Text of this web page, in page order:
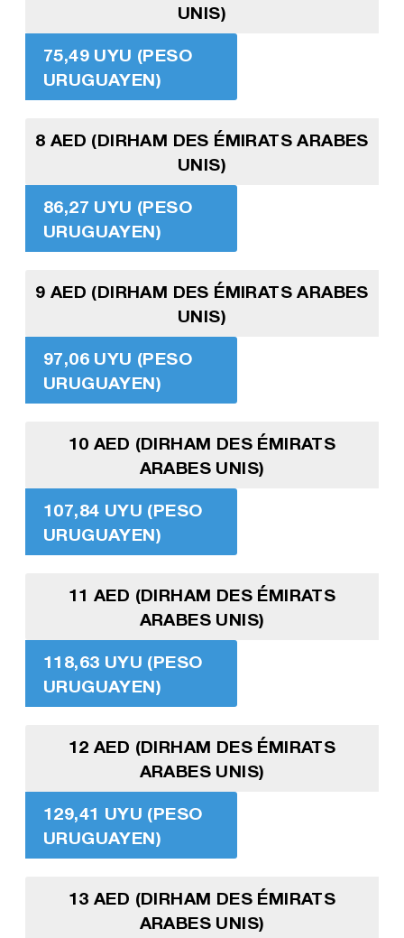
UNIS)
75,49 UYU (PESO
URUGUAYEN)
8 AED (DIRHAM DES ÉMIRATS ARABES
UNIS)
86,27 UYU (PESO
URUGUAYEN)
9 AED (DIRHAM DES ÉMIRATS ARABES
UNIS)
97,06 UYU (PESO
URUGUAYEN)
10 AED (DIRHAM DES ÉMIRATS
ARABES UNIS)
107,84 UYU (PESO
URUGUAYEN)
11 AED (DIRHAM DES ÉMIRATS
ARABES UNIS)
118,63 UYU (PESO
URUGUAYEN)
12 AED (DIRHAM DES ÉMIRATS
ARABES UNIS)
129,41 UYU (PESO
URUGUAYEN)
13 AED (DIRHAM DES ÉMIRATS
ARABES UNIS)